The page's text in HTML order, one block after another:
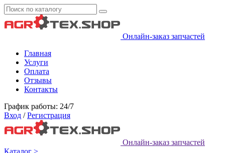
Онлайн-заказ запчастей
Главная
Услуги
Оплата
Отзывы
Контакты
График работы: 24/7
Вход / Регистрация
Онлайн-заказ запчастей
Каталог >